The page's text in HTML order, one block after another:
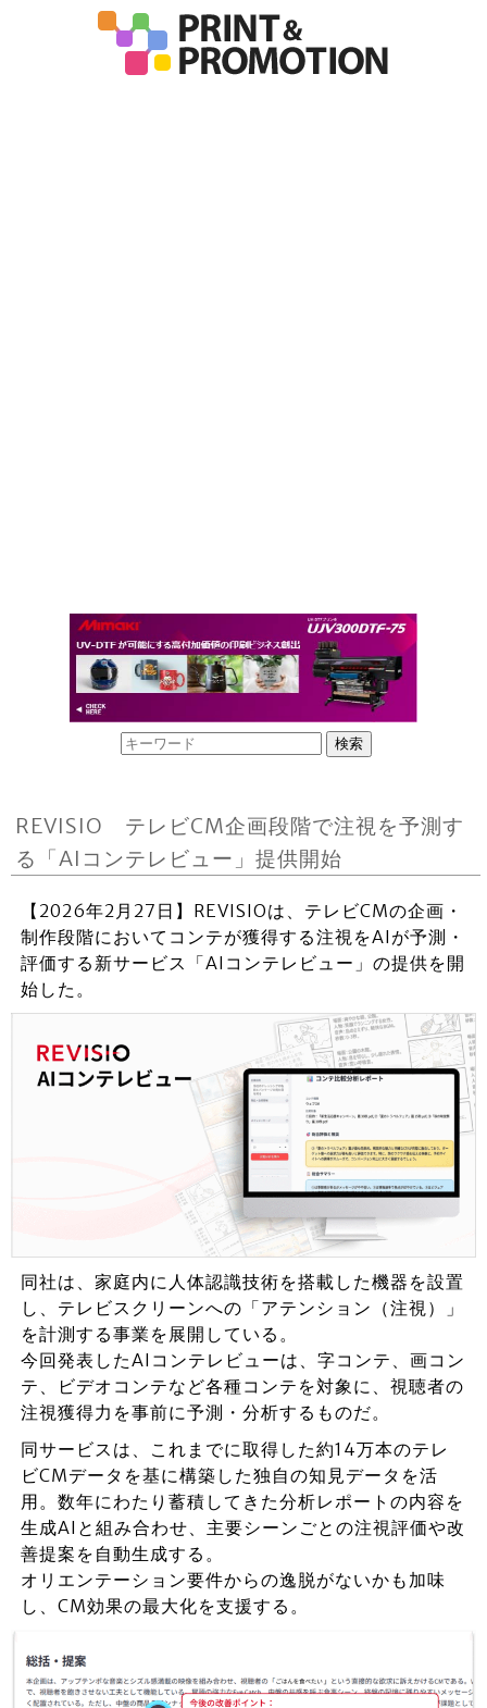
REVISIO テレビCM企画段階で注視を予測す
る「AIコンテレビュー」提供開始
【2026年2月27日】REVISIOは、テレビCMの企画・
制作段階においてコンテが獲得する注視をAIが予測・
評価する新サービス「AIコンテレビュー」の提供を開
始した。
同社は、家庭内に人体認識技術を搭載した機器を設置
し、テレビスクリーンへの「アテンション（注視）」
を計測する事業を展開している。
今回発表したAIコンテレビューは、字コンテ、画コン
テ、ビデオコンテなど各種コンテを対象に、視聴者の
注視獲得力を事前に予測・分析するものだ。
同サービスは、これまでに取得した約14万本のテレ
ビCMデータを基に構築した独自の知見データを活
用。数年にわたり蓄積してきた分析レポートの内容を
生成AIと組み合わせ、主要シーンごとの注視評価や改
善提案を自動生成する。
オリエンテーション要件からの逸脱がないかも加味
し、CM効果の最大化を支援する。